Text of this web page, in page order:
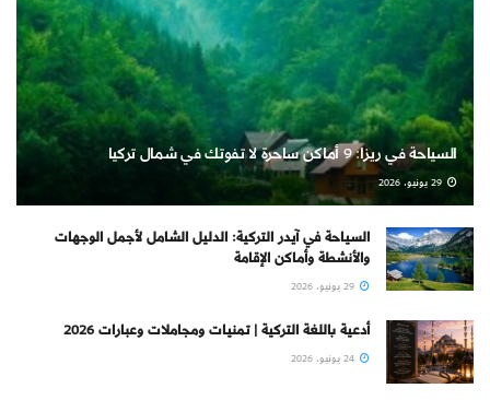
السياحة في ريزا: 9 أماكن ساحرة لا تفوتك في شمال تركيا
السياحة في آيدر التركية: الدليل الشامل لأجمل الوجهات
والأنشطة وأماكن الإقامة
أدعية باللغة التركية | تمنيات ومجاملات وعبارات 2026